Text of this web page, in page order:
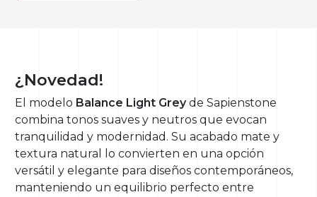
¿Novedad!
El modelo Balance Light Greyde Sapienstone
combina tonos suaves y neutros que evocan
tranquilidad y modernidad. Su acabado mate y
textura natural lo convierten en una opción
versátil y elegante para diseños contemporáneos,
manteniendo un equilibrio perfecto entre